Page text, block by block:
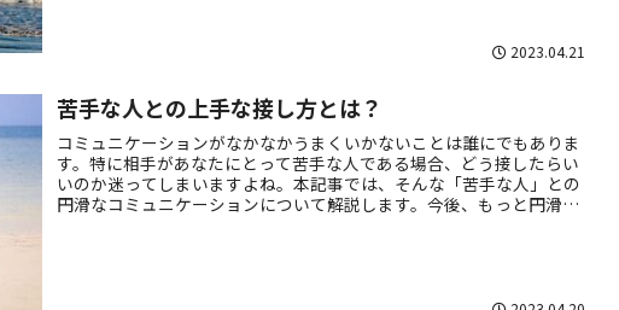
2023.04.21
苦手な人との上手な接し方とは？
コミュニケーションがなかなかうまくいかないことは誰にでもありま
す。特に相手があなたにとって苦手な人である場合、どう接したらい
いのか迷ってしまいますよね。本記事では、そんな「苦手な人」との
円滑なコミュニケーションについて解説します。今後、もっと円滑な